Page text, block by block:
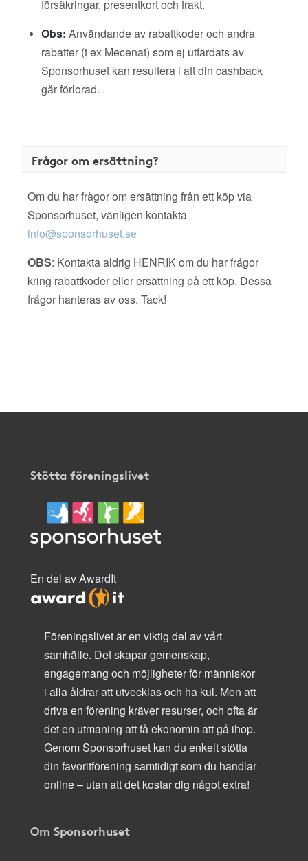
försäkringar, presentkort och frakt.
Obs: Användande av rabattkoder och andra
rabatter (t ex Mecenat) som ej utfärdats av
Sponsorhuset kan resultera i att din cashback
går förlorad.
Frågor om ersättning?
Om du har frågor om ersättning från ett köp via
Sponsorhuset, vänligen kontakta
info@sponsorhuset.se
OBS: Kontakta aldrig HENRIK om du har frågor
kring rabattkoder eller ersättning på ett köp. Dessa
frågor hanteras av oss. Tack!
Stötta föreningslivet
En del av AwardIt
Föreningslivet är en viktig del av vårt
samhälle. Det skapar gemenskap,
engagemang och möjligheter för människor
i alla åldrar att utvecklas och ha kul. Men att
driva en förening kräver resurser, och ofta är
det en utmaning att få ekonomin att gå ihop.
Genom Sponsorhuset kan du enkelt stötta
din favoritförening samtidigt som du handlar
online – utan att det kostar dig något extra!
Om Sponsorhuset